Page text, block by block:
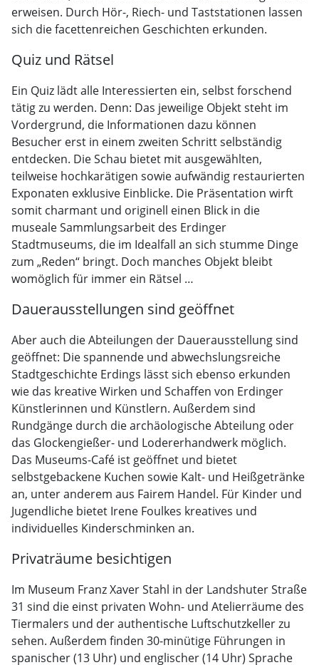
erweisen. Durch Hör-, Riech- und Taststationen lassen
sich die facettenreichen Geschichten erkunden.
Quiz und Rätsel
Ein Quiz lädt alle Interessierten ein, selbst forschend
tätig zu werden. Denn: Das jeweilige Objekt steht im
Vordergrund, die Informationen dazu können
Besucher erst in einem zweiten Schritt selbständig
entdecken. Die Schau bietet mit ausgewählten,
teilweise hochkarätigen sowie aufwändig restaurierten
Exponaten exklusive Einblicke. Die Präsentation wirft
somit charmant und originell einen Blick in die
museale Sammlungsarbeit des Erdinger
Stadtmuseums, die im Idealfall an sich stumme Dinge
zum „Reden“ bringt. Doch manches Objekt bleibt
womöglich für immer ein Rätsel …
Dauerausstellungen sind geöffnet
Aber auch die Abteilungen der Dauerausstellung sind
geöffnet: Die spannende und abwechslungsreiche
Stadtgeschichte Erdings lässt sich ebenso erkunden
wie das kreative Wirken und Schaffen von Erdinger
Künstlerinnen und Künstlern. Außerdem sind
Rundgänge durch die archäologische Abteilung oder
das Glockengießer- und Lodererhandwerk möglich.
Das Museums-Café ist geöffnet und bietet
selbstgebackene Kuchen sowie Kalt- und Heißgetränke
an, unter anderem aus Fairem Handel. Für Kinder und
Jugendliche bietet Irene Foulkes kreatives und
individuelles Kinderschminken an.
Privaträume besichtigen
Im Museum Franz Xaver Stahl in der Landshuter Straße
31 sind die einst privaten Wohn- und Atelierräume des
Tiermalers und der authentische Luftschutzkeller zu
sehen. Außerdem finden 30-minütige Führungen in
spanischer (13 Uhr) und englischer (14 Uhr) Sprache